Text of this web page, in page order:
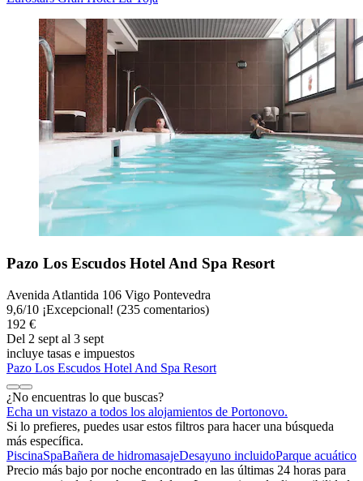
Pazo Los Escudos Hotel And Spa Resort
Avenida Atlantida 106 Vigo Pontevedra
9,6/10 ¡Excepcional! (235 comentarios)
192 €
Del 2 sept al 3 sept
incluye tasas e impuestos
Pazo Los Escudos Hotel And Spa Resort
¿No encuentras lo que buscas?
Echa un vistazo a todos los alojamientos de Portonovo.
Si lo prefieres, puedes usar estos filtros para hacer una búsqueda
más específica.
PiscinaSpaBañera de hidromasajeDesayuno incluidoParque acuático
Precio más bajo por noche encontrado en las últimas 24 horas para